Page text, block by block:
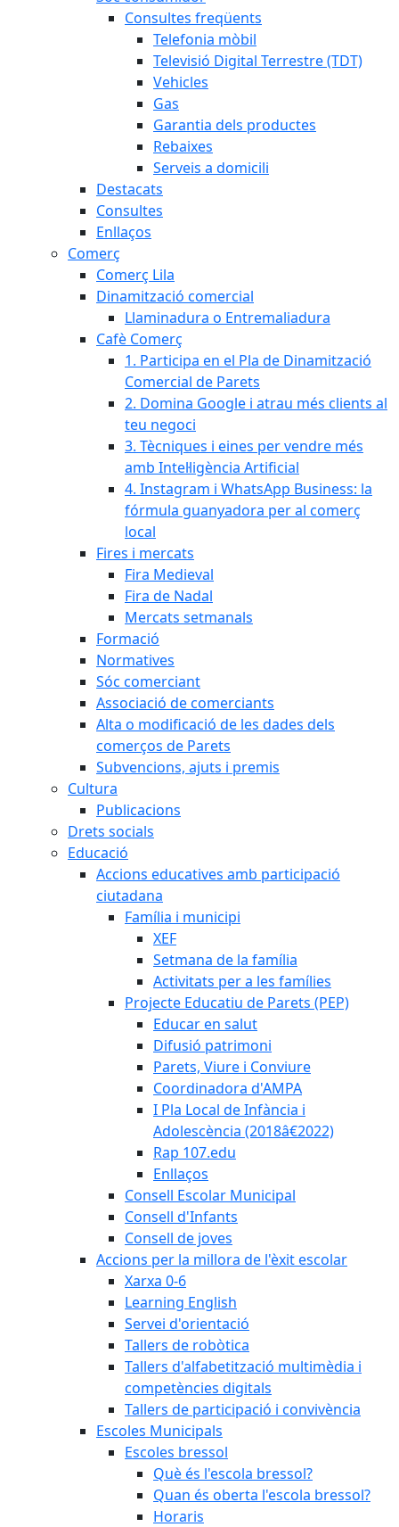
Consultes freqüents
Telefonia mòbil
Televisió Digital Terrestre (TDT)
Vehicles
Gas
Garantia dels productes
Rebaixes
Serveis a domicili
Destacats
Consultes
Enllaços
Comerç
Comerç Lila
Dinamització comercial
Llaminadura o Entremaliadura
Cafè Comerç
1. Participa en el Pla de Dinamització
Comercial de Parets
2. Domina Google i atrau més clients al
teu negoci
3. Tècniques i eines per vendre més
amb Intel·ligència Artificial
4. Instagram i WhatsApp Business: la
fórmula guanyadora per al comerç
local
Fires i mercats
Fira Medieval
Fira de Nadal
Mercats setmanals
Formació
Normatives
Sóc comerciant
Associació de comerciants
Alta o modificació de les dades dels
comerços de Parets
Subvencions, ajuts i premis
Cultura
Publicacions
Drets socials
Educació
Accions educatives amb participació
ciutadana
Família i municipi
XEF
Setmana de la família
Activitats per a les famílies
Projecte Educatiu de Parets (PEP)
Educar en salut
Difusió patrimoni
Parets, Viure i Conviure
Coordinadora d'AMPA
I Pla Local de Infància i
Adolescència (2018â€2022)
Rap 107.edu
Enllaços
Consell Escolar Municipal
Consell d'Infants
Consell de joves
Accions per la millora de l'èxit escolar
Xarxa 0-6
Learning English
Servei d'orientació
Tallers de robòtica
Tallers d'alfabetització multimèdia i
competències digitals
Tallers de participació i convivència
Escoles Municipals
Escoles bressol
Què és l'escola bressol?
Quan és oberta l'escola bressol?
Horaris